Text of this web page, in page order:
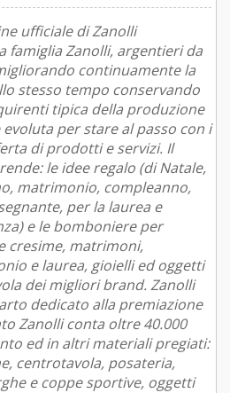
ufficiale di Zanolli
famiglia Zanolli, argentieri da
continuamente la
stesso tempo conservando
tipica della produzione
per stare al passo con i
di prodotti e servizi. Il
le idee regalo (di Natale,
matrimonio, compleanno,
per la laurea e
e le bomboniere per
cresime, matrimoni,
e laurea, gioielli ed oggetti
dei migliori brand. Zanolli
dedicato alla premiazione
Zanolli conta oltre 40.000
ed in altri materiali pregiati:
centrotavola, posateria,
e coppe sportive, oggetti